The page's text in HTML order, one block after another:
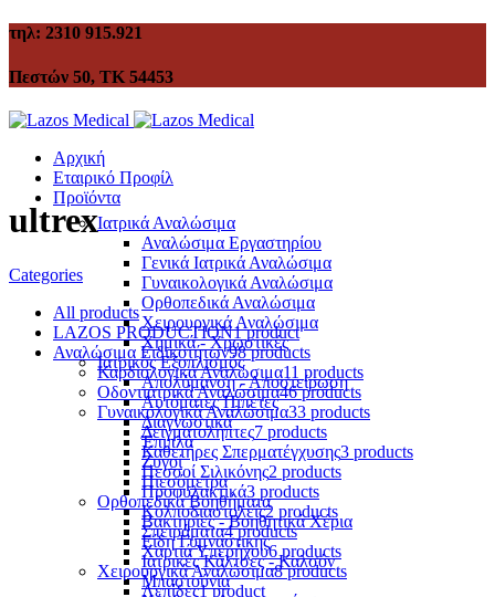
τηλ: 2310 915.921
Πεστών 50, ΤΚ 54453
Αρχική
Εταιρικό Προφίλ
Προϊόντα
Ιατρικά Αναλώσιμα
Αναλώσιμα Εργαστηρίου
Γενικά Ιατρικά Αναλώσιμα
Γυναικολογικά Αναλώσιμα
Ορθοπεδικά Αναλώσιμα
Χειρουργικά Αναλώσιμα
Χημικά - Χρωστικές
Ιατρικός Εξοπλισμός
Απολύμανση - Αποστείρωση
Αυτόματες Πιπέτες
Διαγνωστικά
Έπιπλα
Ζυγοί
Πιεσόμετρα
Ορθοπεδικά Βοηθήματα
Βακτηρίες - Βοηθητικά Χέρια
Είδη Γυμναστικής
Ιατρικές Κάλτσες - Καλσόν
Μπαστούνια
ultrex
Categories
All products
LAZOS PRODUCTION1 product
Αναλώσιμα Ειδικοτήτων98 products
Καρδιολογικά Αναλώσιμα11 products
Οδοντιατρικά Αναλώσιμα46 products
Γυναικολογικά Αναλώσιμα33 products
Δειγματολήπτες7 products
Καθετήρες Σπερματέγχυσης3 products
Πεσσοί Σιλικόνης2 products
Προφυλακτικά3 products
Κολποδιαστολείς2 products
Σπειράματα4 products
Χαρτιά Υπερήχου6 products
Χειρουργικά Αναλώσιμα8 products
Λεπίδες1 product